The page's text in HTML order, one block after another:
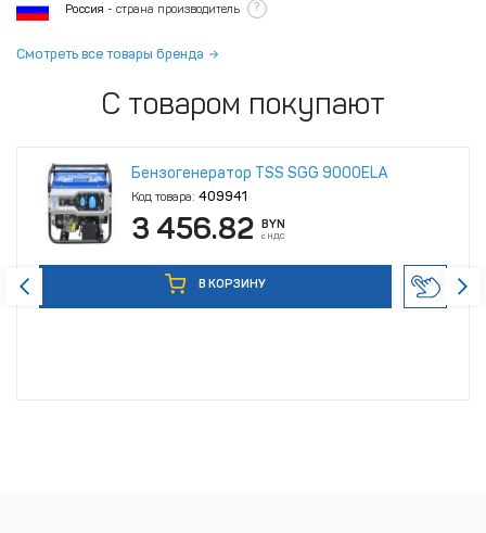
Россия - страна производитель ?
Смотреть все товары бренда
С товаром покупают
Бензогенератор TSS SGG 9000ELA
Код товара: 409941
3 456.82 BYN
с НДС
В КОРЗИНУ